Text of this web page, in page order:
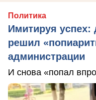
Политика
Имитируя успех:
решил
администрации
И снова «попал